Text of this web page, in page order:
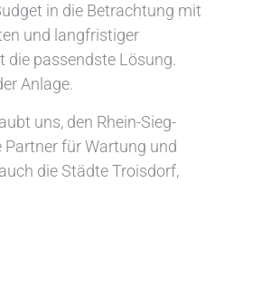
in die Betrachtung mit
und langfristiger
die passendste Lösung.
Anlage.
uns, den Rhein-Sieg-
für Wartung und
die Städte Troisdorf,